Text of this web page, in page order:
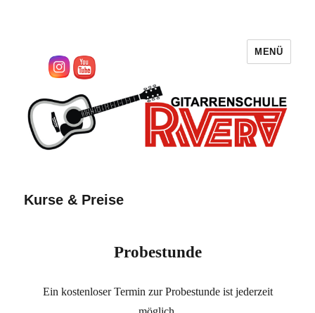
sascha-rivera.de
MENÜ
Kurse & Preise
Probestunde
Ein kostenloser Termin zur Probestunde ist jederzeit